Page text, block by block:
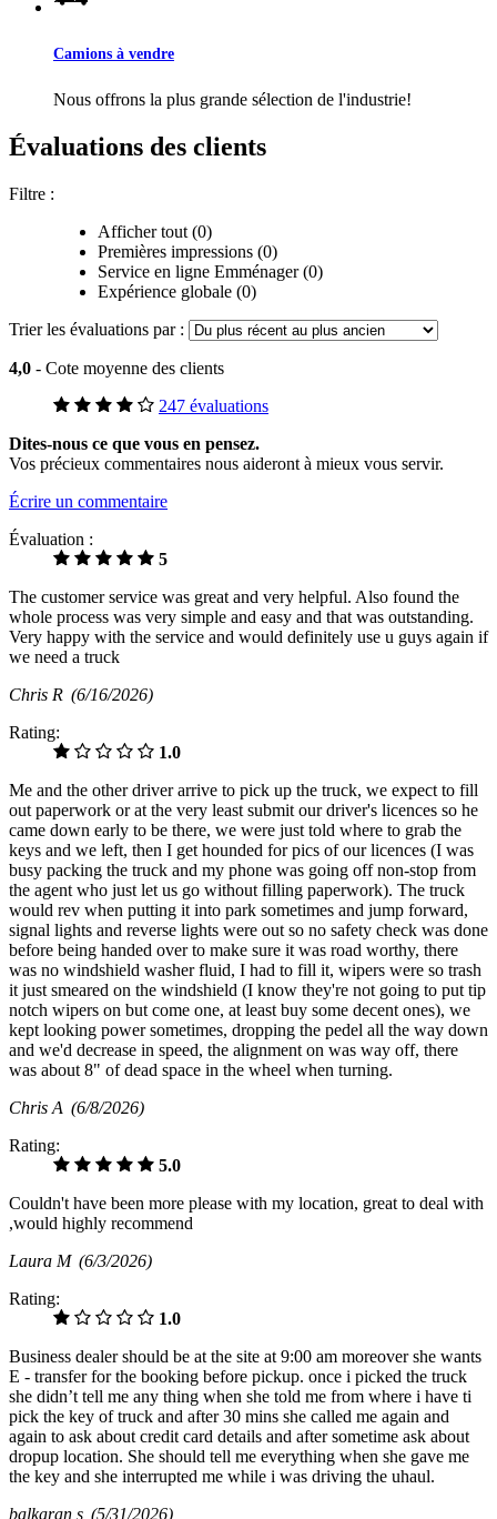
Camions à vendre
Nous offrons la plus grande sélection de l'industrie!
Évaluations des clients
Filtre :
Afficher tout (0)
Premières impressions (0)
Service en ligne Emménager (0)
Expérience globale (0)
Trier les évaluations par :
4,0 - Cote moyenne des clients
247 évaluations
Dites-nous ce que vous en pensez.
Vos précieux commentaires nous aideront à mieux vous servir.
Écrire un commentaire
Évaluation :
5
The customer service was great and very helpful. Also found the
whole process was very simple and easy and that was outstanding.
Very happy with the service and would definitely use u guys again if
we need a truck
Chris R (6/16/2026)
Rating:
1.0
Me and the other driver arrive to pick up the truck, we expect to fill
out paperwork or at the very least submit our driver's licences so he
came down early to be there, we were just told where to grab the
keys and we left, then I get hounded for pics of our licences (I was
busy packing the truck and my phone was going off non-stop from
the agent who just let us go without filling paperwork). The truck
would rev when putting it into park sometimes and jump forward,
signal lights and reverse lights were out so no safety check was done
before being handed over to make sure it was road worthy, there
was no windshield washer fluid, I had to fill it, wipers were so trash
it just smeared on the windshield (I know they're not going to put tip
notch wipers on but come one, at least buy some decent ones), we
kept looking power sometimes, dropping the pedel all the way down
and we'd decrease in speed, the alignment on was way off, there
was about 8" of dead space in the wheel when turning.
Chris A (6/8/2026)
Rating:
5.0
Couldn't have been more please with my location, great to deal with
,would highly recommend
Laura M (6/3/2026)
Rating:
1.0
Business dealer should be at the site at 9:00 am moreover she wants
E - transfer for the booking before pickup. once i picked the truck
she didn’t tell me any thing when she told me from where i have ti
pick the key of truck and after 30 mins she called me again and
again to ask about credit card details and after sometime ask about
dropup location. She should tell me everything when she gave me
the key and she interrupted me while i was driving the uhaul.
balkaran s (5/31/2026)